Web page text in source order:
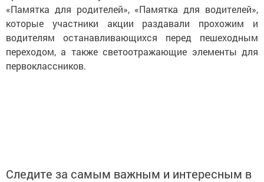
«Памятка для родителей», «Памятка для водителей»,
которые участники акции раздавали прохожим и
водителям останавливающихся перед пешеходным
переходом, а также светоотражающие элементы для
первоклассников.
Следите за самым важным и интересным в